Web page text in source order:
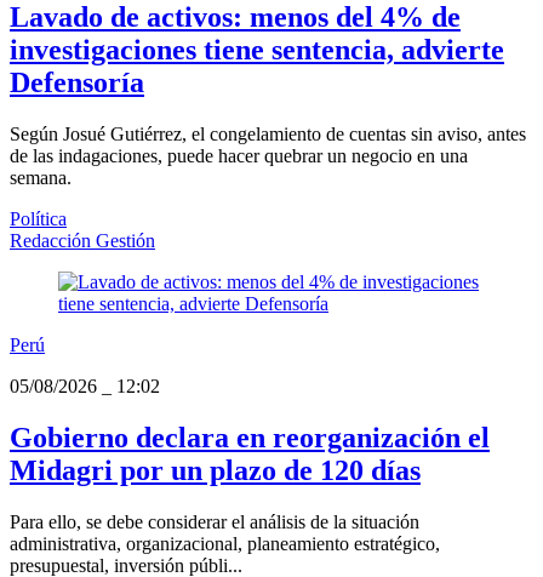
Lavado de activos: menos del 4% de
investigaciones tiene sentencia, advierte
Defensoría
Según Josué Gutiérrez, el congelamiento de cuentas sin aviso, antes
de las indagaciones, puede hacer quebrar un negocio en una
semana.
Política
Redacción Gestión
Perú
05/08/2026
12:02
Gobierno declara en reorganización el
Midagri por un plazo de 120 días
Para ello, se debe considerar el análisis de la situación
administrativa, organizacional, planeamiento estratégico,
presupuestal, inversión públi...